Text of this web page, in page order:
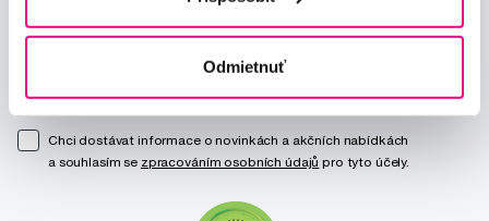
Odmietnuť
Chci dostávat informace o novinkách a akčních nabídkách
a souhlasím se zpracováním osobních údajů pro tyto účely.